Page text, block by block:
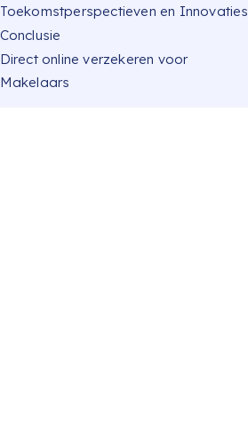
Toekomstperspectieven en Innovaties
Conclusie
Direct online verzekeren voor
Makelaars